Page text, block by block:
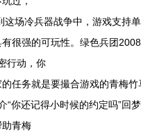
冷兵器战争中，游戏支持单
很强的可玩性。绿色兵团
行动，你
务就是要撮合游戏的青梅竹
你还记得小时候的约定吗”回
青梅